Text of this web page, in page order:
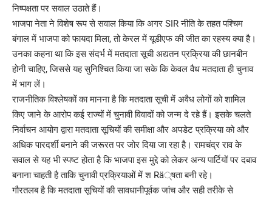
निष्पक्षता पर सवाल उठाते हैं।
भाजपा नेता ने विशेष रूप से सवाल किया कि अगर SIR नीति के तहत पश्चिम
बंगाल में भाजपा को फायदा मिला, तो केरल में यूडीएफ की जीत का रहस्य क्या है।
उनका कहना था कि इस संदर्भ में मतदाता सूची अद्यतन प्रक्रिया की छानबीन
होनी चाहिए, जिससे यह सुनिश्चित किया जा सके कि केवल वैध मतदाता ही चुनाव
में भाग लें।
राजनीतिक विश्लेषकों का मानना है कि मतदाता सूची में अवैध लोगों को शामिल
किए जाने के आरोप कई राज्यों में चुनावी विवादों को जन्म दे रहे हैं। इसके चलते
निर्वाचन आयोग द्वारा मतदाता सूचियों की समीक्षा और अपडेट प्रक्रिया को और
अधिक पारदर्शी बनाने की जरूरत पर जोर दिया जा रहा है। रामचंद्र राव के
सवाल से यह भी स्पष्ट होता है कि भाजपा इस मुद्दे को लेकर अन्य पार्टियों पर दबाव
बनाना चाहती है ताकि चुनावी प्रक्रियाओं में श Rä्षता बनी रहे।
गौरतलब है कि मतदाता सूचियों की सावधानीपूर्वक जांच और सही तरीके से